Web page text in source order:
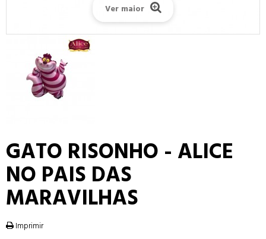
Ver maior
GATO RISONHO - ALICE
NO PAIS DAS
MARAVILHAS
Imprimir